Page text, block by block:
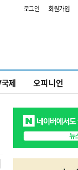
로그인 회원가입
제 오피니언